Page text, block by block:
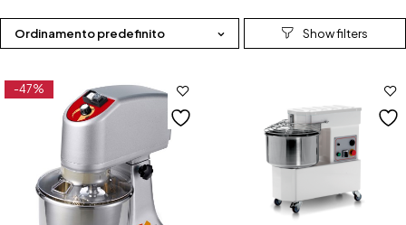
Ordinamento predefinito
-47%